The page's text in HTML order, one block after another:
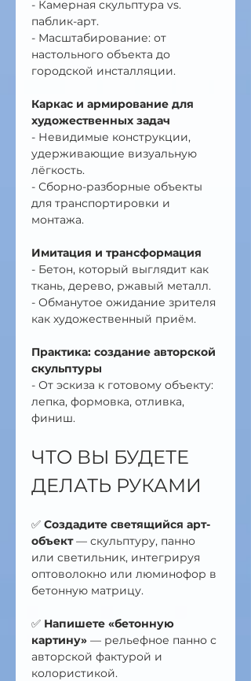
- Камерная скульптура vs.
паблик-арт.
- Масштабирование: от
настольного объекта до
городской инсталляции.
Каркас и армирование для
художественных задач
- Невидимые конструкции,
удерживающие визуальную
лёгкость.
- Сборно-разборные объекты
для транспортировки и
монтажа.
Имитация и трансформация
- Бетон, который выглядит как
ткань, дерево, ржавый металл.
- Обманутое ожидание зрителя
как художественный приём.
Практика: создание авторской
скульптуры
- От эскиза к готовому объекту:
лепка, формовка, отливка,
финиш.
ЧТО ВЫ БУДЕТЕ
ДЕЛАТЬ РУКАМИ
✅ Создадите светящийся арт-
объект — скульптуру, панно
или светильник, интегрируя
оптоволокно или люминофор в
бетонную матрицу.
✅ Напишете «бетонную
картину» — рельефное панно с
авторской фактурой и
колористикой.